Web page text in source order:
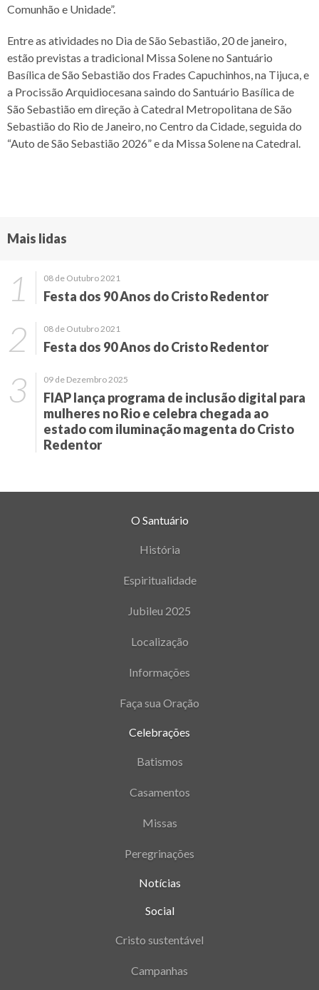
Comunhão e Unidade”.
Entre as atividades no Dia de São Sebastião, 20 de janeiro,
estão previstas a tradicional Missa Solene no Santuário
Basílica de São Sebastião dos Frades Capuchinhos, na Tijuca,e
a Procissão Arquidiocesana saindo do Santuário Basílica de
São Sebastião em direção à Catedral Metropolitana de São
Sebastião do Rio de Janeiro, no Centro da Cidade, seguida do
“Auto de São Sebastião 2026” e da Missa Solene naCatedral.
Mais lidas
08 de Outubro 2021
Festa dos 90 Anos do Cristo Redentor
08 de Outubro 2021
Festa dos 90 Anos do Cristo Redentor
09 de Dezembro 2025
FIAP lança programa de inclusão digital para
mulheres no Rio e celebra chegada ao
estado com iluminação magenta do Cristo
Redentor
O Santuário
História
Espiritualidade
Jubileu 2025
Localização
Informações
Faça sua Oração
Celebrações
Batismos
Casamentos
Missas
Peregrinações
Notícias
Social
Cristo sustentável
Campanhas